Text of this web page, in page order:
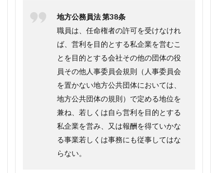
地方公務員法 第38条
職員は、任命権者の許可を受けなけれ
ば、営利を目的とする私企業を営むこ
とを目的とする会社その他の団体の役
員その他人事委員会規則（人事委員会
を置かない地方公共団体においては、
地方公共団体の規則）で定める地位を
兼ね、若しくは自ら営利を目的とする
私企業を営み、又は報酬を得ていかな
る事業若しくは事務にも従事してはな
らない。